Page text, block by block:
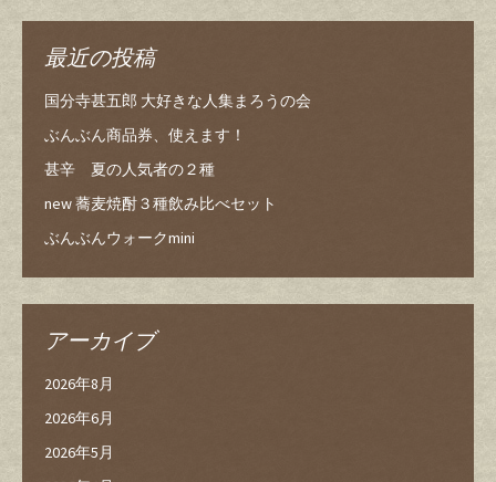
最近の投稿
国分寺甚五郎 大好きな人集まろうの会
ぶんぶん商品券、使えます！
甚辛 夏の人気者の２種
new 蕎麦焼酎３種飲み比べセット
ぶんぶんウォークmini
アーカイブ
2026年8月
2026年6月
2026年5月